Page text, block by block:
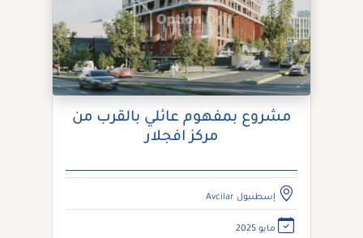
مشروع بمفهوم عائلي بالقرب من
مركز افجلار
إسطنبول Avcilar
مايو 2025